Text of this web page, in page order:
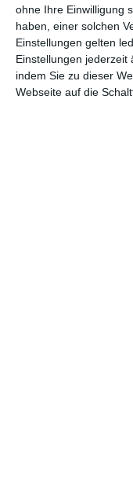
ohne Ihre Einwilligung
haben, einer solchen
Einstellungen gelten
Einstellungen jederzeit
indem Sie zu dieser
Webseite auf die